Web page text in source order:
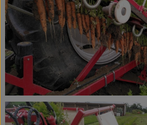
Über uns
Blog & Aktuelles